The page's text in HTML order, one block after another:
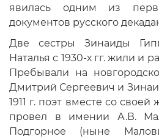
явилась одним из
документов русского
Две сестры Зинаиды
Наталья с 1930-х гг. жили и
Пребывали на
Дмитрий Сергеевич и
1911 г. поэт вместе со
провел в имении А.В.
Подгорное (ныне